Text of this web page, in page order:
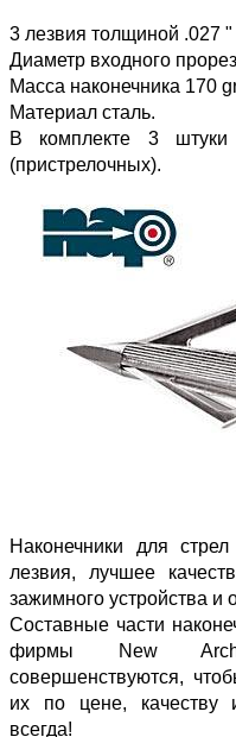
3 лезвия толщиной .027
Диаметр входного
Масса наконечника 170
Материал сталь.
В комплекте 3 штуки
(пристрелочных).
Наконечники для
лезвия, лучшее
зажимного устройства и
Составные части
фирмы New
совершенствуются,
их по цене, качеству
всегда!